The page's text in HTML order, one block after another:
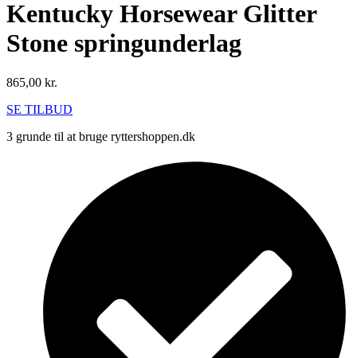
Kentucky Horsewear Glitter
Stone springunderlag
865,00 kr.
SE TILBUD
3 grunde til at bruge ryttershoppen.dk